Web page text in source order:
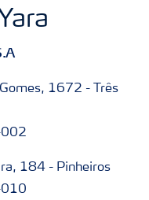
1672 - Três
002
184 - Pinheiros
010